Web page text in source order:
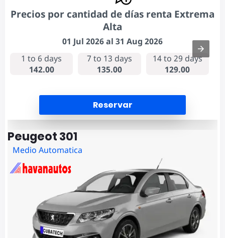
Precios por cantidad de días renta Extrema
Alta
01 Jul 2026 al 31 Aug 2026
1 to 6 days
142.00
7 to 13 days
135.00
14 to 29 days
129.00
Reservar
Peugeot 301
Medio Automatica